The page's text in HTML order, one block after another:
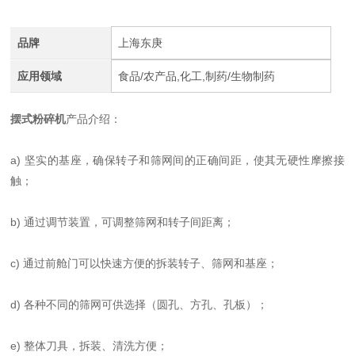
品牌 上海东庚
应用领域 食品/农产品,化工,制药/生物制药
摆式粉碎机产品介绍：
a) 坚实的基座，确保转子和筛网间的正确间距，使其无硬性摩擦接
触；
b) 通过调节装置，可调整筛网和转子间距离；
c) 通过前舱门可以快速方便的拆装转子、筛网和基座；
d) 各种不同的筛网可供选择（圆孔、方孔、孔板）；
e) 整体刀具，拆装、清洗方便；